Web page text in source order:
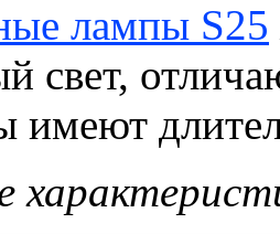
лампы S25
свет,
имеют